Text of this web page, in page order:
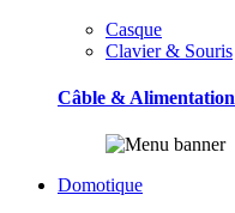
Casque
Clavier & Souris
Câble & Alimentation
Domotique